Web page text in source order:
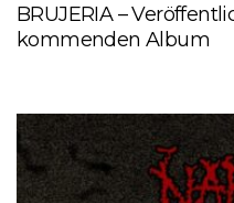
BRUJERIA –
kommenden Album